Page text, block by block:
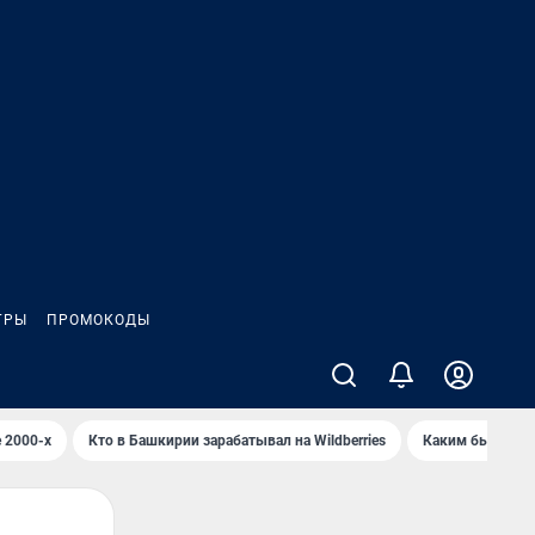
ПРОМОКОДЫ
2000-х Кто в Башкирии зарабатывал на Wildberries Каким было